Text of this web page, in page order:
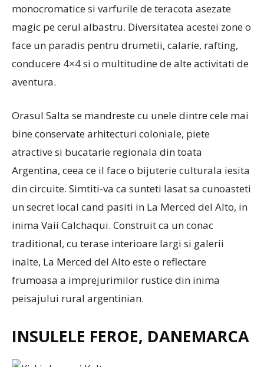
monocromatice si varfurile de teracota asezate
magic pe cerul albastru. Diversitatea acestei zone o
face un paradis pentru drumetii, calarie, rafting,
conducere 4×4 si o multitudine de alte activitati de
aventura.
Orasul Salta se mandreste cu unele dintre cele mai
bine conservate arhitecturi coloniale, piete
atractive si bucatarie regionala din toata
Argentina, ceea ce il face o bijuterie culturala iesita
din circuite. Simtiti-va ca sunteti lasat sa cunoasteti
un secret local cand pasiti in La Merced del Alto, in
inima Vaii Calchaqui. Construit ca un conac
traditional, cu terase interioare largi si galerii
inalte, La Merced del Alto este o reflectare
frumoasa a imprejurimilor rustice din inima
peisajului rural argentinian.
INSULELE FEROE, DANEMARCA